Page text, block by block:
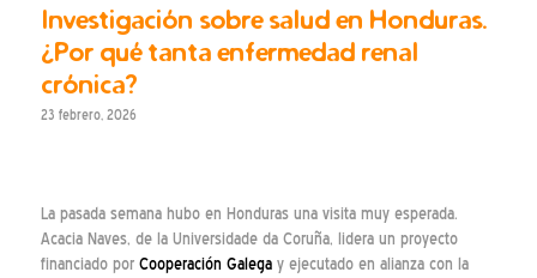
Investigación sobre salud en Honduras.
¿Por qué tanta enfermedad renal
crónica?
23 febrero, 2026
La pasada semana hubo en Honduras una visita muy esperada.
Acacia Naves, de la Universidade da Coruña, lidera un proyecto
financiado por Cooperación Galegay ejecutado en alianza con la